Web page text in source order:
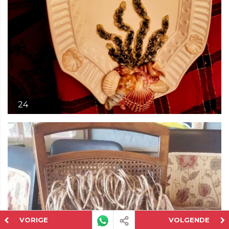
24
VORIGE VOLGENDE